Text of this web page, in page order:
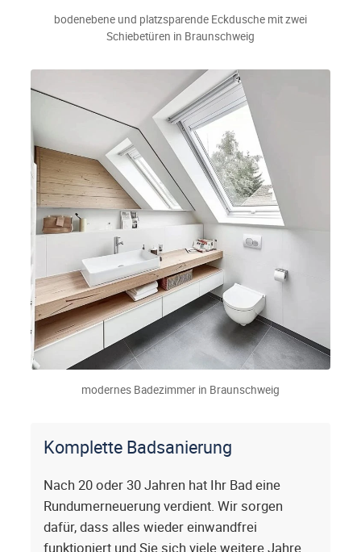
bodenebene und platzsparende Eckdusche mit zwei
Schiebetüren in Braunschweig
modernes Badezimmer in Braunschweig
Komplette Badsanierung
Nach 20 oder 30 Jahren hat Ihr Bad eine
Rundumerneuerung verdient. Wir sorgen
dafür, dass alles wieder einwandfrei
funktioniert und Sie sich viele weitere Jahre